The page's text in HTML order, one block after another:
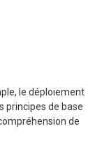
le déploiement
principes de base
de